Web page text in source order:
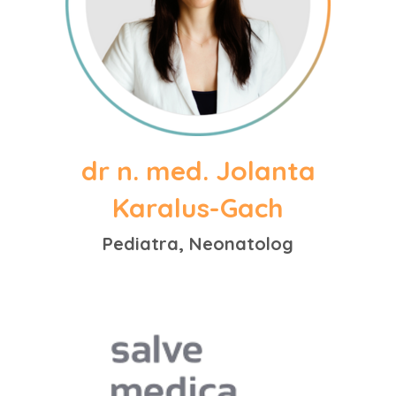
dr n. med. Jolanta
Karalus-Gach
Pediatra, Neonatolog